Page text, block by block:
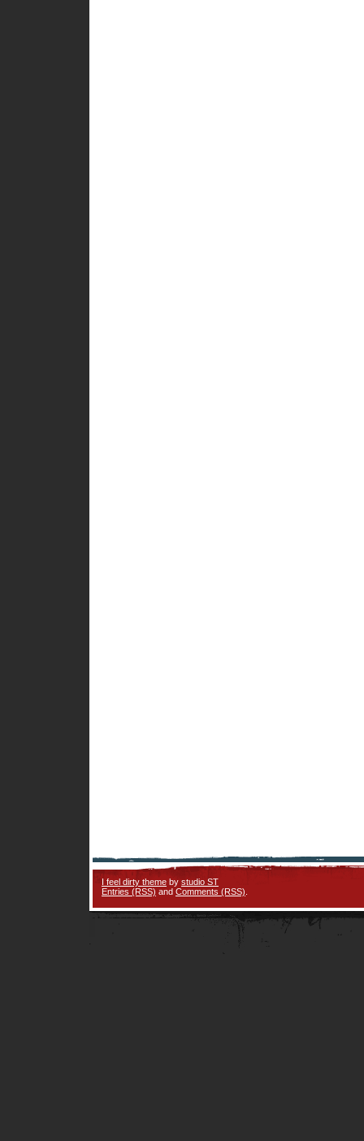
I feel dirty theme by studio ST
Entries (RSS) and Comments (RSS)